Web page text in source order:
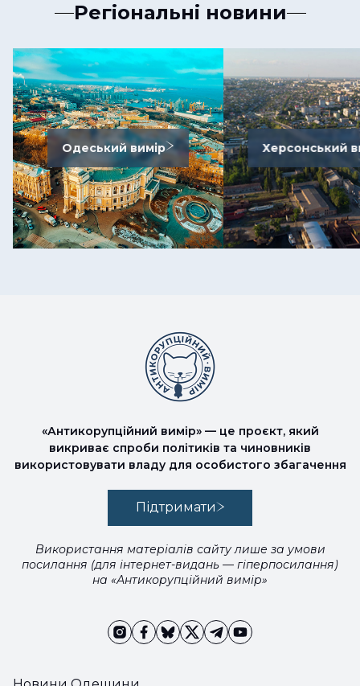
Регіональні новини
Одеський вимір Херсонський
«Антикорупційний вимір» — це проєкт, який
викриває спроби політиків та чиновників
використовувати владу для особистого збагачення
Підтримати
Використання матеріалів сайту лише за умови
посилання (для інтернет-видань — гіперпосилання)
на «Антикорупційний вимір»